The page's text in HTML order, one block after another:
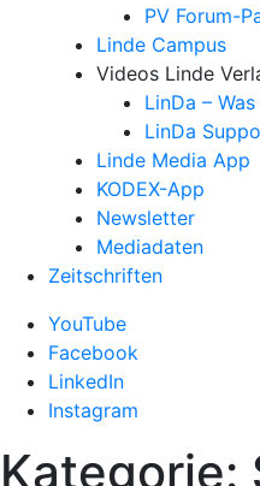
PV Forum-
Linde Campus
Videos Linde
LinDa –
LinDa
Linde Media App
KODEX-App
Newsletter
Mediadaten
Zeitschriften
YouTube
Facebook
LinkedIn
Instagram
Kategorie: